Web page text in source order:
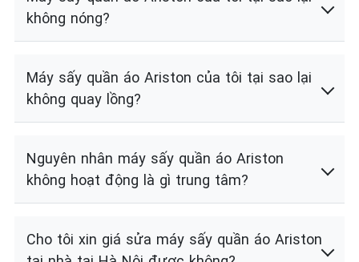
không nóng?
Máy sấy quần áo Ariston của tôi tại sao lại
không quay lồng?
Nguyên nhân máy sấy quần áo Ariston
không hoạt động là gì trung tâm?
Cho tôi xin giá sửa máy sấy quần áo Ariston